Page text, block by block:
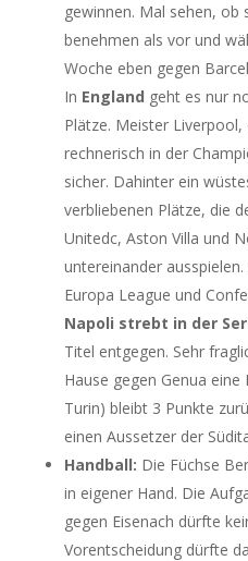
gewinnen. Mal sehen, ob
benehmen als vor und
Woche eben gegen
In England geht es nur
Plätze. Meister Liverpool,
rechnerisch in der
sicher. Dahinter ein
verbliebenen Plätze, die
Unitedc, Aston Villa und
untereinander
Europa League und
Napoli strebt in der
Titel entgegen. Sehr
Hause gegen Genua
Turin) bleibt 3 Punkte
einen Aussetzer der
Handball: Die Füchse
in eigener Hand. Die
gegen Eisenach dürfte
Vorentscheidung dürfte